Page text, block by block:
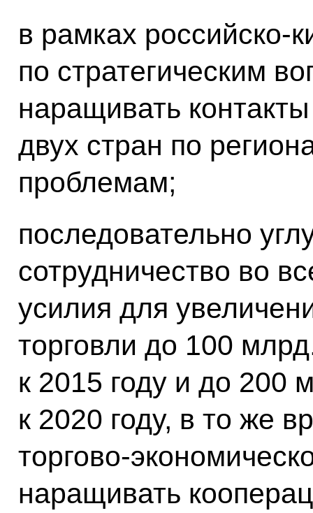
в рамках российско-
по стратегическим
наращивать
двух стран по
проблемам;
последовательно
сотрудничество во
усилия для
торговли до 100
к 2015 году и до
к 2020 году, в то же
торгово-
наращивать